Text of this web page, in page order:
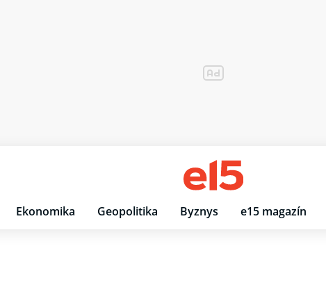
Ekonomika Geopolitika Byznys e15 magazín